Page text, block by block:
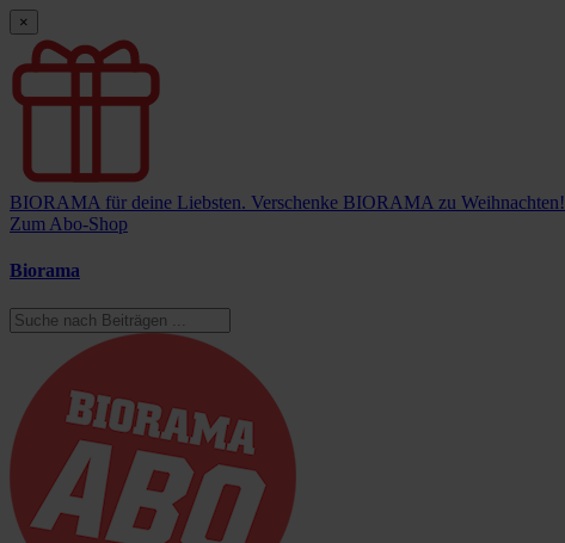
×
BIORAMA für deine Liebsten. Verschenke BIORAMA zu Weihnachten!
Zum Abo-Shop
Biorama